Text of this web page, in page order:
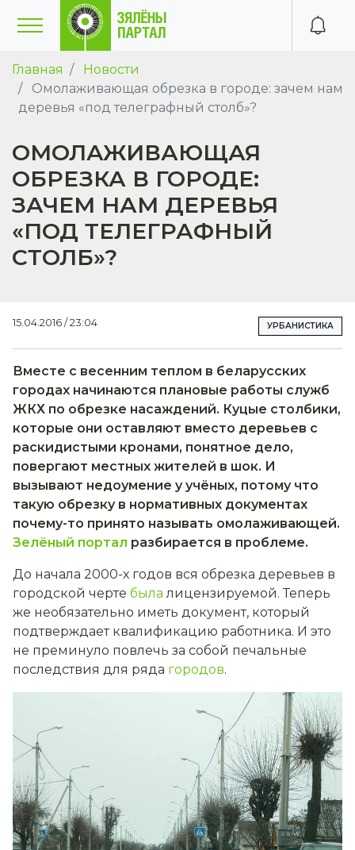
Главная
Новости
Омолаживающая обрезка в городе: зачем нам
деревья «под телеграфный столб»?
ОМОЛАЖИВАЮЩАЯ
ОБРЕЗКА В ГОРОДЕ:
ЗАЧЕМ НАМ ДЕРЕВЬЯ
«ПОД ТЕЛЕГРАФНЫЙ
СТОЛБ»?
15.04.2016 / 23:04 УРБАНИСТИКА
Вместе с весенним теплом в беларусских
городах начинаются плановые работы служб
ЖКХ по обрезке насаждений. Куцые столбики,
которые они оставляют вместо деревьев с
раскидистыми кронами, понятное дело,
повергают местных жителей в шок. И
вызывают недоумение у учёных, потому что
такую обрезку в нормативных документах
почему-то принято называть омолаживающей.
Зелёный портал разбирается в проблеме.
До начала 2000-х годов вся обрезка деревьев в
городской черте была лицензируемой. Теперь
же необязательно иметь документ, который
подтверждает квалификацию работника. И это
не преминуло повлечь за собой печальные
последствия для ряда городов.